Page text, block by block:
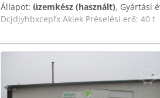
Állapot: üzemkész (használt), Gyártási
Dcjdjyhbxcepfx Akiek Préselési erő: 40 t